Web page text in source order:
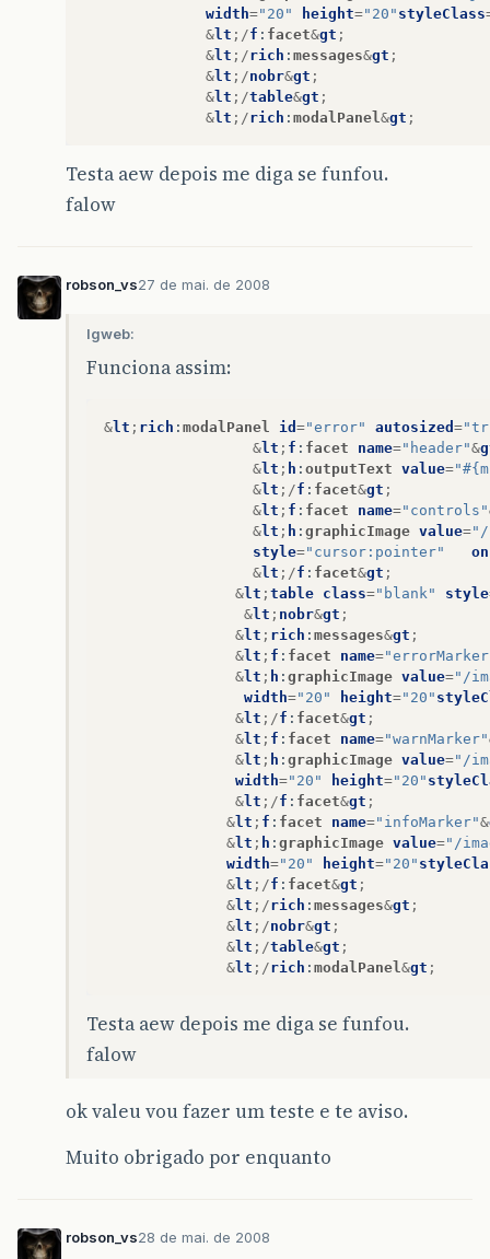
width="20" height="20" styleClass
&lt ;/f : facet&gt ;
&lt ;/rich : messages&gt ;
&lt ;/nobr&gt ;
&lt ;/table&gt ;
&lt ;/rich : modalPanel&gt ;
Testa aew depois me diga se funfou.
falow
robson_vs27 de mai. de 2008
lgweb:
Funciona assim:
&lt ; rich : modalPanel id ="error" autosized =
&lt ; f : facet name="header"&
&lt ; h : outputText value=
&lt ;/f : facet&gt ;
&lt ; f : facet name="controls"
&lt ; h : graphicImage value="/
style="cursor:pointer"
&lt ;/f : facet&gt ;
&lt ; table class="blank" style
&lt ; nobr&gt ;
&lt ; rich : messages&gt ;
&lt ; f : facet name=
&lt ; h : graphicImage value="/
width="20" height="20"
&lt ;/f : facet&gt ;
&lt ; f : facet name="warnMarker"
&lt ; h : graphicImage value="/
width="20" height="20"
&lt ;/f : facet&gt ;
&lt ; f : facet name="infoMarker"&
&lt ; h : graphicImage value="/
width="20" height="20"
&lt ;/f : facet&gt ;
&lt ;/rich : messages&gt ;
&lt ;/nobr&gt ;
&lt ;/table&gt ;
&lt ;/rich : modalPanel &gt ;
Testa aew depois me diga se funfou.
falow
ok valeu vou fazer um teste e te aviso.
Muito obrigado por enquanto
robson_vs28 de mai. de 2008